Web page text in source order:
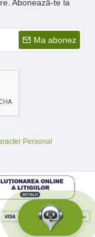
Abonează-te la
Ma abonez
Personal